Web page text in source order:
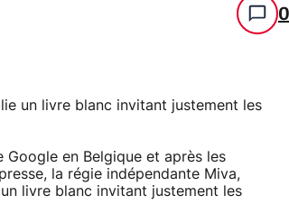
0
un livre blanc invitant justement les
Google en Belgique et après les
la régie indépendante Miva,
livre blanc invitant justement les